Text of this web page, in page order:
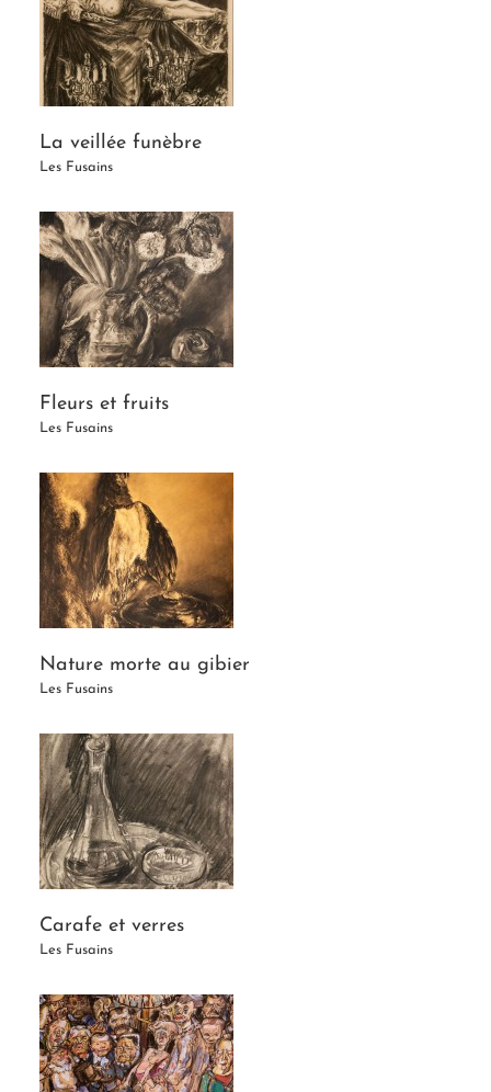
La veillée funèbre
Les Fusains
Fleurs et fruits
Les Fusains
Nature morte au gibier
Les Fusains
Carafe et verres
Les Fusains